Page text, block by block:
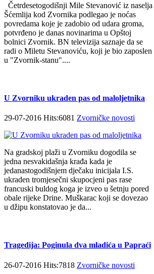
Četrdesetogodišnji Mile Stevanović iz naselja
Šćemlija kod Zvornika podlegao je noćas
povredama koje je zadobio od udara groma,
potvrđeno je danas novinarima u Opštoj
bolnici Zvornik. BN televizija saznaje da se
radi o Miletu Stevanoviću, koji je bio zaposlen
u "Zvornik-stanu"....
U Zvorniku ukraden pas od maloljetnika
29-07-2016 Hits:6081 Zvorničke novosti
Na gradskoj plaži u Zvorniku dogodila se
jedna nesvakidašnja krađa kada je
jedanastogodišnjem dječaku inicijala I.S.
ukraden tromjesečni skupocjeni pas rase
francuski buldog koga je izveo u šetnju pored
obale rijeke Drine. Muškarac koji se dovezao
u džipu konstatovao je da...
Tragedija: Poginula dva mladića u Papraći
26-07-2016 Hits:7818 Zvorničke novosti